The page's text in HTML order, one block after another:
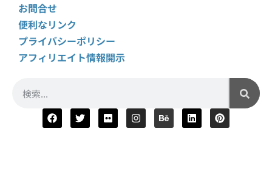
お問合せ
便利なリンク
プライバシーポリシー
アフィリエイト情報開示